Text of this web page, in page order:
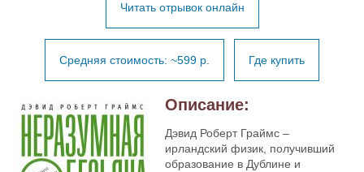
Читать отрывок онлайн
Средняя стоимость: ~599 р. Где купить
Описание:
Дэвид Роберт Граймс –
ирландский физик, получивший
образование в Дублине и